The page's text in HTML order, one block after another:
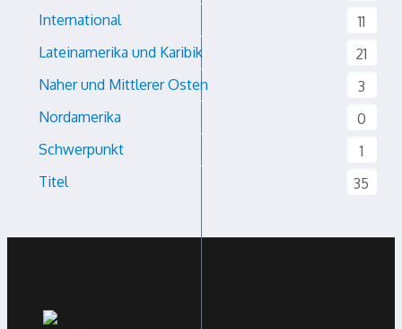
International
11
Lateinamerika und Karibik
21
Naher und Mittlerer Osten
3
Nordamerika
0
Schwerpunkt
1
Titel
35